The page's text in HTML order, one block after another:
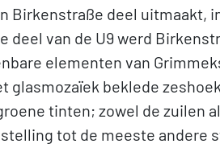
Birkenstraße deel uitmaakt,
deel van de U9 werd
elementen van
glasmozaïek beklede
tinten; zowel de zuilen
tot de meeste andere